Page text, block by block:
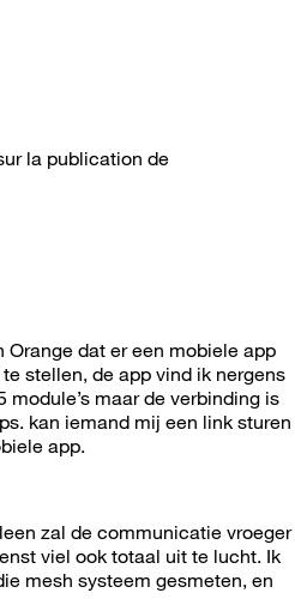
la publication de
dat er een mobiele app
stellen, de app vind ik nergens
module’s maar de verbinding is
kan iemand mij een link sturen
app.
zal de communicatie vroeger
viel ook totaal uit te lucht. Ik
mesh systeem gesmeten, en